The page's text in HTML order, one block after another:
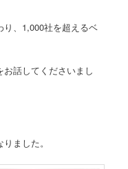
、1,000社を超えるベ
話してくださいまし
ました。